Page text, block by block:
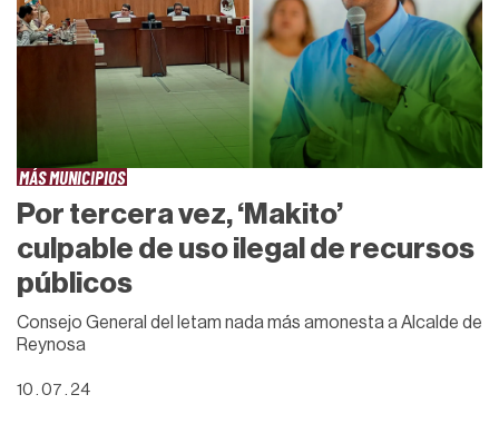
MÁS MUNICIPIOS
Por tercera vez, ‘Makito’
culpable de uso ilegal de recursos
públicos
Consejo General del Ietam nada más amonesta a Alcalde de
Reynosa
10 . 07 . 24